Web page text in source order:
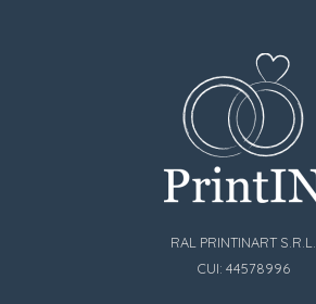
RAL PRINTINART S.R.L.
CUI: 44578996